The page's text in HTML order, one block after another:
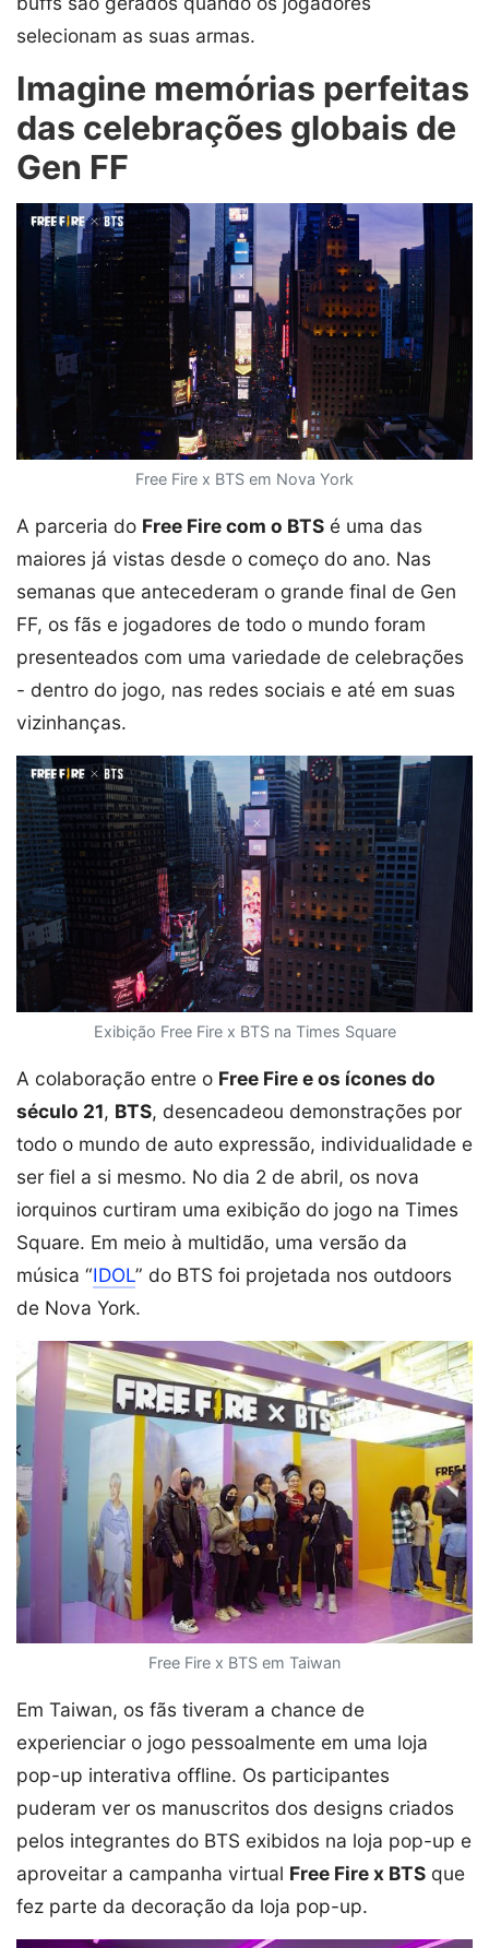
selecionam as suas armas.
Imagine memórias perfeitas
das celebrações globais de
Gen FF
Free Fire x BTS em Nova York
A parceria do Free Fire com o BTS é uma das
maiores já vistas desde o começo do ano. Nas
semanas que antecederam o grande final de Gen
FF, os fãs e jogadores de todo o mundo foram
presenteados com uma variedade de celebrações
- dentro do jogo, nas redes sociais e até em suas
vizinhanças.
Exibição Free Fire x BTS na Times Square
A colaboração entre o Free Fire e os ícones do
século 21, BTS, desencadeou demonstrações por
todo o mundo de auto expressão, individualidade e
ser fiel a si mesmo. No dia 2 de abril, os nova
iorquinos curtiram uma exibição do jogo na Times
Square. Em meio à multidão, uma versão da
música “IDOL” do BTS foi projetada nos outdoors
de Nova York.
Free Fire x BTS em Taiwan
Em Taiwan, os fãs tiveram a chance de
experienciar o jogo pessoalmente em uma loja
pop-up interativa offline. Os participantes
puderam ver os manuscritos dos designs criados
pelos integrantes do BTS exibidos na loja pop-up e
aproveitar a campanha virtual Free Fire x BTS que
fez parte da decoração da loja pop-up.